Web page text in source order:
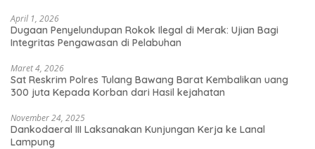
April 1, 2026
Dugaan Penyelundupan Rokok Ilegal di Merak: Ujian Bagi
Integritas Pengawasan di Pelabuhan
Maret 4, 2026
Sat Reskrim Polres Tulang Bawang Barat Kembalikan uang
300 juta Kepada Korban dari Hasil kejahatan
November 24, 2025
Dankodaeral III Laksanakan Kunjungan Kerja ke Lanal
Lampung